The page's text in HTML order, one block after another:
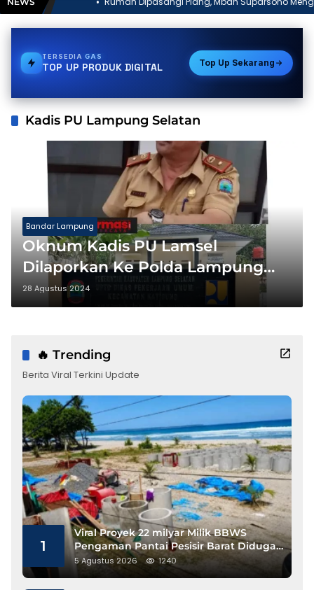
“Saya Anggap Mereka Saudara Kandung”
TERSEDIAGAS
TOP UP PRODUK DIGITAL Top Up Sekarang
Kadis PU Lampung Selatan
Bandar Lampung
Oknum Kadis PU Lamsel
Dilaporkan Ke Polda Lampung
Kasus Uang Proyek
28 Agustus 2024
🔥 Trending
Berita Viral Terkini Update
1
Viral Proyek 22 milyar Milik BBWS
Pengaman Pantai Pesisir Barat Diduga
Gunakan Besi Banci
5 Agustus 2026 1240